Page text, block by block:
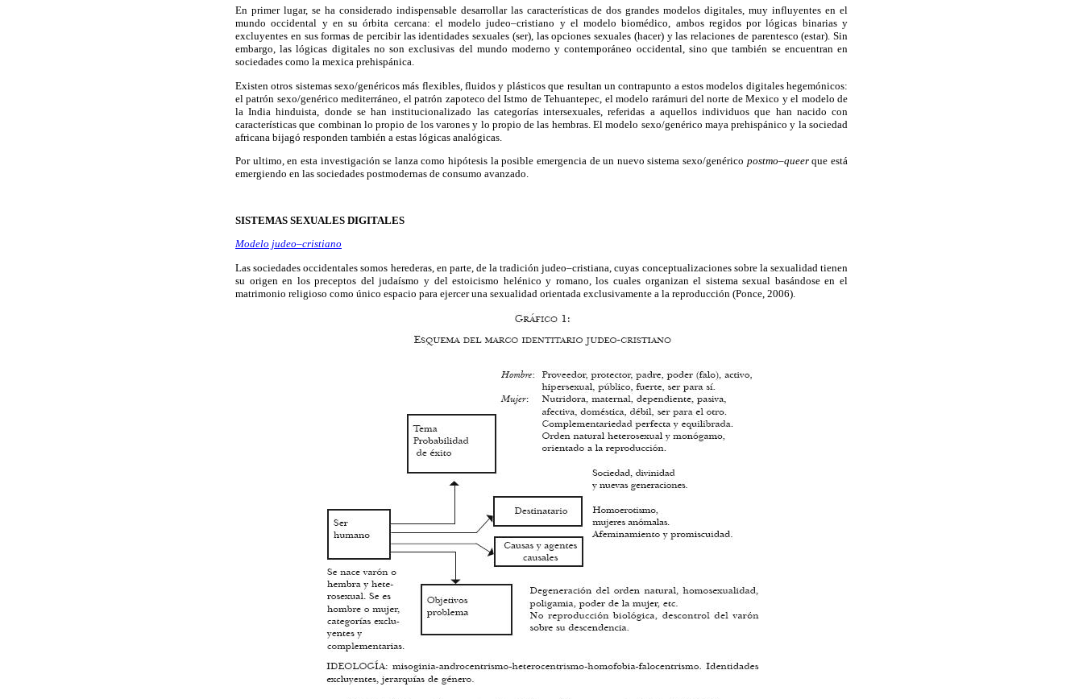
En primer lugar, se ha considerado indispensable desarrollar las características de dos grandes modelos digitales, muy influyentes en el
mundo occidental y en su órbita cercana: el modelo judeo–cristiano y el modelo biomédico, ambos regidos por lógicas binarias y
excluyentes en sus formas de percibir las identidades sexuales (ser), las opciones sexuales (hacer) y las relaciones de parentesco (estar). Sin
embargo, las lógicas digitales no son exclusivas del mundo moderno y contemporáneo occidental, sino que también se encuentran en
sociedades como la mexica prehispánica.
Existen otros sistemas sexo/genéricos más flexibles, fluidos y plásticos que resultan un contrapunto a estos modelos digitales hegemónicos:
el patrón sexo/genérico mediterráneo, el patrón zapoteco del Istmo de Tehuantepec, el modelo rarámuri del norte de Mexico y el modelo de
la India hinduista, donde se han institucionalizado las categorías intersexuales, referidas a aquellos individuos que han nacido con
características que combinan lo propio de los varones y lo propio de las hembras. El modelo sexo/genérico maya prehispánico y la sociedad
africana bijagó responden también a estas lógicas analógicas.
Por ultimo, en esta investigación se lanza como hipótesis la posible emergencia de un nuevo sistema sexo/genérico postmo–queerque está
emergiendo en las sociedades postmodernas de consumo avanzado.
SISTEMAS SEXUALES DIGITALES
Modelo judeo–cristiano
Las sociedades occidentales somos herederas, en parte, de la tradición judeo–cristiana, cuyas conceptualizaciones sobre la sexualidad tienen
su origen en los preceptos del judaísmo y del estoicismo helénico y romano, los cuales organizan el sistema sexual basándose en el
matrimonio religioso como único espacio para ejercer una sexualidad orientada exclusivamente a la reproducción (Ponce, 2006).